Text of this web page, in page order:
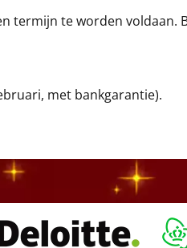
termijn te worden voldaan.
met bankgarantie).